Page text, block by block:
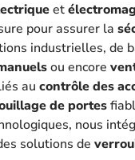
et
pour assurer la
industrielles, de
ou encore
au contrôle des
de portes
nous
solutions de